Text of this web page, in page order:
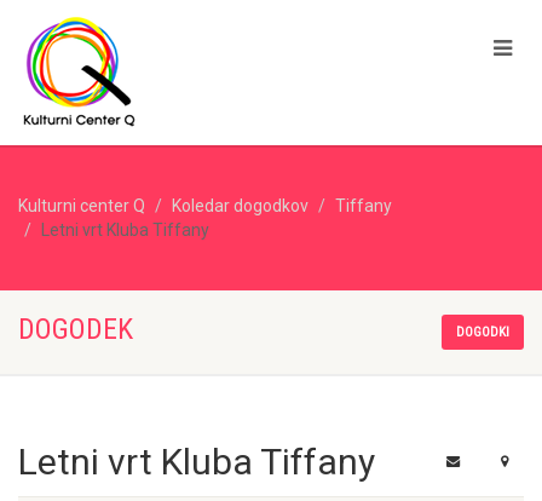
Kulturni center Q Koledar dogodkov
Tiffany
Letni vrt Kluba Tiffany
DOGODEK DOGODKI
Letni vrt Kluba Tiffany